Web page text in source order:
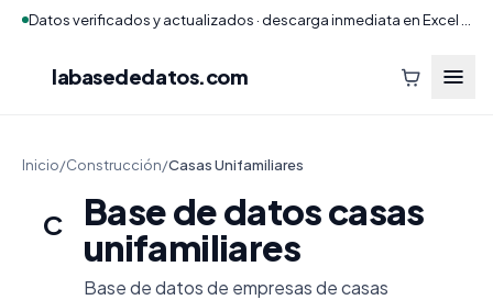
labasededatos.com
Inicio/Construcción/Casas Unifamiliares
C
Base de datos casas
unifamiliares
Base de datos de empresas de casas